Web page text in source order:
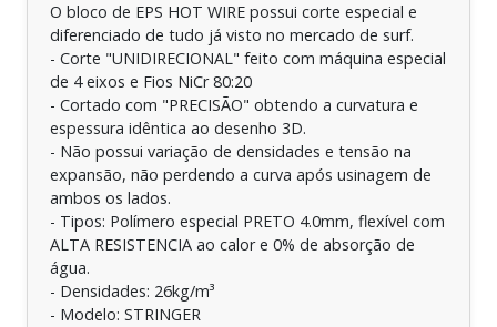
O bloco de EPS HOT WIRE possui corte especial e
diferenciado de tudo já visto no mercado de surf.
- Corte "UNIDIRECIONAL" feito com máquina especial
de 4 eixos e Fios NiCr 80:20
- Cortado com "PRECISÃO" obtendo a curvatura e
espessura idêntica ao desenho 3D.
- Não possui variação de densidades e tensão na
expansão, não perdendo a curva após usinagem de
ambos os lados.
- Tipos: Polímero especial PRETO 4.0mm, flexível com
ALTA RESISTENCIA ao calor e 0% de absorção de
água.
- Densidades: 26kg/m³
- Modelo: STRINGER